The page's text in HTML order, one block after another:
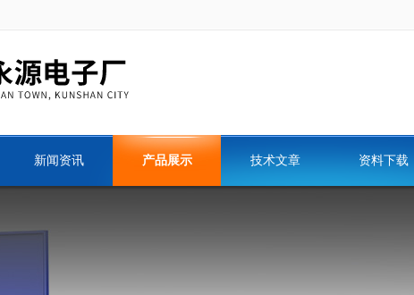
新闻资讯 产品展示 技术文章 资料下载